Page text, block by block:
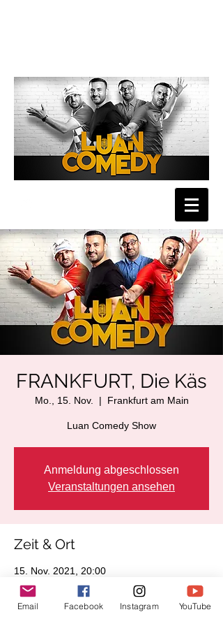
FRANKFURT, Die Käs
Mo., 15. Nov.
  |
Frankfurt am Main
Luan Comedy Show
Anmeldung abgeschlossen
Veranstaltungen ansehen
Zeit & Ort
15. Nov. 2021, 20:00
Frankfurt am Main, Waldschmidtstraße 19,
60316 Frankfurt am Main, Deutschland
Email Facebook Instagram YouTube